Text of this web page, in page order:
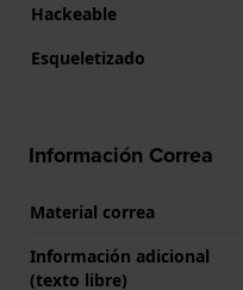
Hackeable
Esqueletizado
Información Correa
Material correa
Información adicional
(texto libre)